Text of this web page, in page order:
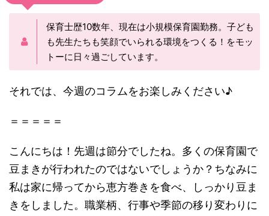
保育士歴10数年、現在は小規模保育園勤務。子ども
も先生たちも笑顔でいられる環境をつくる！をモッ
トーに日々過ごしています。
それでは、今週のコラムをお楽しみください♪
＝＝＝＝＝
こんにちは！先週は節分でしたね。多くの保育園で
豆まきが行われたのではないでしょうか？ちなみに
私は家に帰ってから恵方巻きを食べ、しっかり豆ま
きをしました。職業柄、行事や季節の移り変わりに